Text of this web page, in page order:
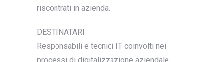
riscontrati in azienda.
DESTINATARI
Responsabili e tecnici IT coinvolti nei
processi di digitalizzazione aziendale,